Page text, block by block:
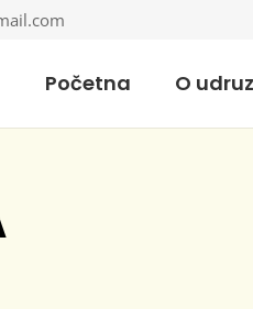
Početna O